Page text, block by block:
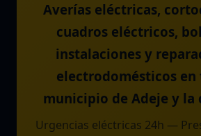
Averías eléctricas,
cuadros eléctricos,
instalaciones y
electrodomésticos en
municipio de Adeje y la
Urgencias eléctricas 24h —